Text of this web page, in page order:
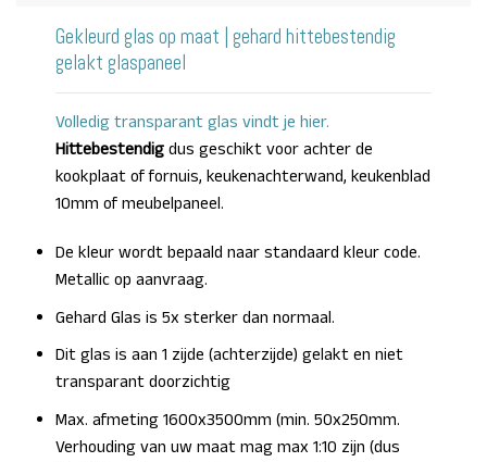
Gekleurd glas op maat | gehard hittebestendig
gelakt glaspaneel
Volledig transparant glas vindt je hier.
Hittebestendigdus geschikt voor achter de
kookplaat of fornuis, keukenachterwand, keukenblad
10mm of meubelpaneel.
De kleur wordt bepaald naar standaard kleur code.
Metallic op aanvraag.
Gehard Glas is 5x sterker dan normaal.
Dit glas is aan 1 zijde (achterzijde) gelakt en niet
transparant doorzichtig
Max. afmeting 1600x3500mm (min. 50x250mm.
Verhouding van uw maat mag max 1:10 zijn (dus